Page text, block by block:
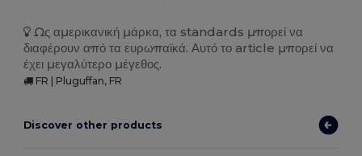
Ως αμερικανική μάρκα, τα standards μπορεί να
διαφέρουν από τα ευρωπαϊκά. Αυτό το article μπορεί να
έχει μεγαλύτερο μέγεθος.
FR | Pluguffan, FR
Discover other products